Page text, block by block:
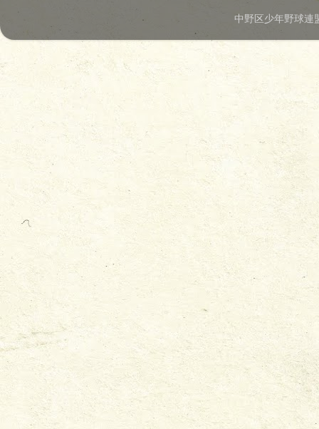
中野区少年野球連